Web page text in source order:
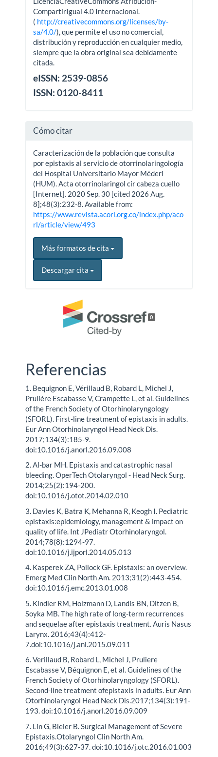
CompartirIgual 4.0 Internacional.
( http://creativecommons.org/licenses/by-
sa/4.0/), que permite el uso no comercial,
distribución y reproducción en cualquier medio,
siempre que la obra original sea debidamente
citada.
eISSN: 2539-0856
ISSN: 0120-8411
Cómo citar
Caracterización de la población que consulta
por epistaxis al servicio de otorrinolaringología
del Hospital Universitario Mayor Méderi
(HUM). Acta otorrinolaringol cir cabeza cuello
[Internet]. 2020 Sep. 30 [cited 2026 Aug.
8];48(3):232-8. Available from:
https://www.revista.acorl.org.co/index.php/aco
rl/article/view/493
Más formatos de cita
Descargar cita
0
Referencias
1. Bequignon E, Vérillaud B, Robard L, Michel J,
Prulière Escabasse V, Crampette L, et al. Guidelines
of the French Society of Otorhinolaryngology
(SFORL). First-line treatment of epistaxis in adults.
Eur Ann Otorhinolaryngol Head Neck Dis.
2017;134(3):185-9.
doi:10.1016/j.anorl.2016.09.008
2. Al-bar MH. Epistaxis and catastrophic nasal
bleeding. OperTech Otolaryngol - Head Neck Surg.
2014;25(2):194-200.
doi:10.1016/j.otot.2014.02.010
3. Davies K, Batra K, Mehanna R, Keogh I. Pediatric
epistaxis:epidemiology, management & impact on
quality of life. Int JPediatr Otorhinolaryngol.
2014;78(8):1294-97.
doi:10.1016/j.ijporl.2014.05.013
4. Kasperek ZA, Pollock GF. Epistaxis: an overview.
Emerg Med Clin North Am. 2013;31(2):443-454.
doi:10.1016/j.emc.2013.01.008
5. Kindler RM, Holzmann D, Landis BN, Ditzen B,
Soyka MB. The high rate of long-term recurrences
and sequelae after epistaxis treatment. Auris Nasus
Larynx. 2016;43(4):412-
7.doi:10.1016/j.anl.2015.09.011
6. Verillaud B, Robard L, Michel J, Pruliere
Escabasse V, Béquignon E, et al. Guidelines of the
French Society of Otorhinolaryngology (SFORL).
Second-line treatment ofepistaxis in adults. Eur Ann
Otorhinolaryngol Head Neck Dis.2017;134(3):191-
193. doi:10.1016/j.anorl.2016.09.009
7. Lin G, Bleier B. Surgical Management of Severe
Epistaxis.Otolaryngol Clin North Am.
2016;49(3):627-37. doi:10.1016/j.otc.2016.01.003